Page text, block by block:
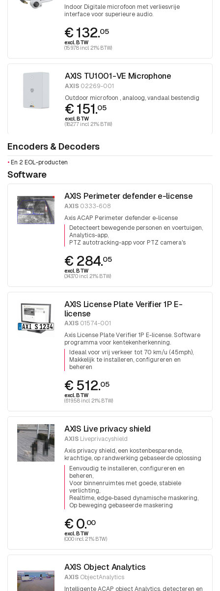
Indoor Digitale microfoon met verliesvrije
interface voor superieure audio.
€ 132.05
excl. BTW
(159.78 incl. 21% BTW)
AXIS TU1001-VE Microphone
AXIS 02269-001
Outdoor microfoon , analoog, vandaal bestendig
€ 151.05
excl. BTW
(182.77 incl. 21% BTW)
Encoders & Decoders
• En 2 EOL-producten
Software
AXIS Perimeter defender e-license
AXIS 0333-608
Axis ACAP Perimeter defender e-license
Detecteert bewegende personen en voertuigen
Analytics-app
PTZ autotracking-app voor PTZ camera's
€ 284.05
excl. BTW
(343.70 incl. 21% BTW)
AXIS License Plate Verifier 1P E-
license
AXIS 01574-001
Axis License Plate Verifier 1P E-license. Software
programma voor kentekenherkenning.
Ideaal voor vrij verkeer tot 70 km/u (45mph)
Makkelijk te installeren, configureren en
beheren
€ 512.05
excl. BTW
(619.58 incl. 21% BTW)
AXIS Live privacy shield
AXIS Liveprivacyshield
Axis privacy shield, een kostenbesparende,
krachtige, op randwerking gebaseerde oplossing
om privacy te beschermen.
Eenvoudig te installeren, configureren en
beheren
Voor binnenruimtes met goede, stabiele
verlichting
Realtime, edge-based dynamische maskering
Op beweging gebaseerde maskering
€ 0.00
excl. BTW
(0.00 incl. 21% BTW)
AXIS Object Analytics
AXIS ObjectAnalytics
Intelligente ACAP object Analytics, detecteren en